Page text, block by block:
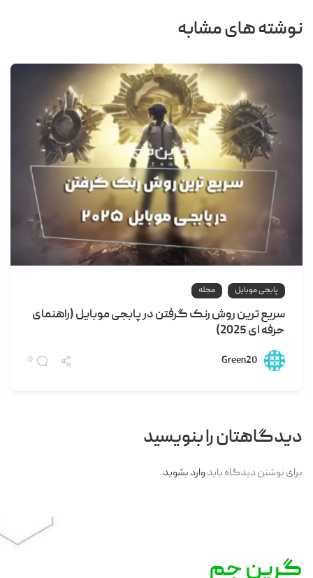
نوشته های مشابه
پابجی موبایل مجله
سریع ترین روش رنک گرفتن در پابجی موبایل (راهنمای
حرفه ای 2025)
Green20
0
دیدگاهتان را بنویسید
برای نوشتن دیدگاه بایدوارد بشوید.
گرین جم